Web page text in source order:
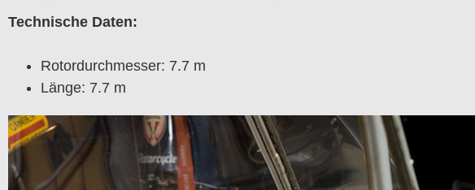
Technische Daten:
Rotordurchmesser: 7.7 m
Länge: 7.7 m